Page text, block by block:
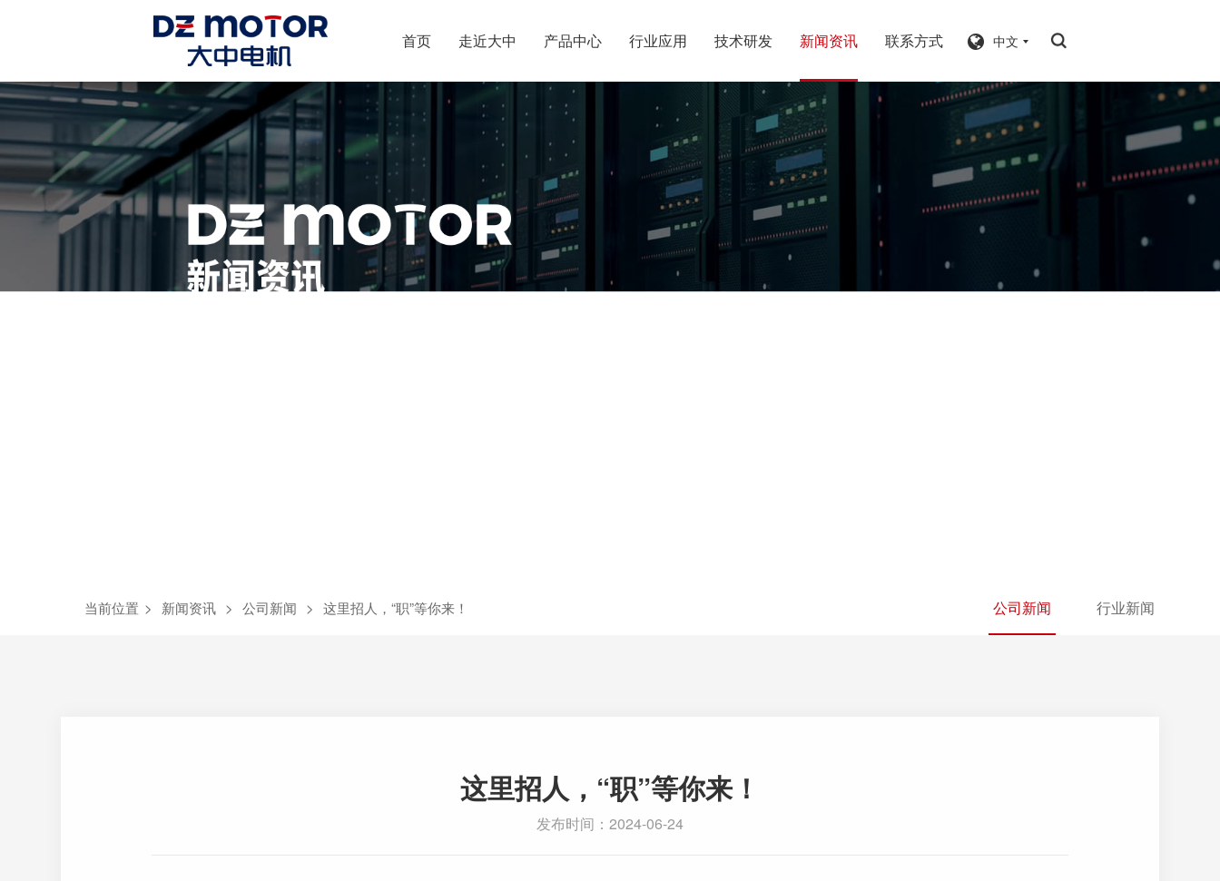
首页 走近大中 产品中心 行业应用 技术研发 新闻资讯 联系方式 中文
当前位置 > 新闻资讯 > 公司新闻 > 这里招人，“职”等你来！ 公司新闻 行业新闻
这里招人，“职”等你来！
发布时间：2024-06-24